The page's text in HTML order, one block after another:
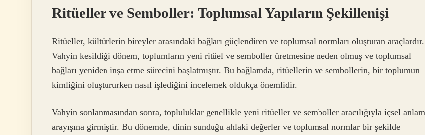
Ritüeller ve Semboller: Toplumsal Yapıların Şekillenişi
Ritüeller, kültürlerin bireyler arasındaki bağları güçlendiren ve toplumsal normları oluşturan araçlardır.
Vahyin kesildiği dönem, toplumların yeni ritüel ve semboller üretmesine neden olmuş ve toplumsal
bağları yeniden inşa etme sürecini başlatmıştır. Bu bağlamda, ritüellerin ve sembollerin, bir toplumun
kimliğini oluştururken nasıl işlediğini incelemek oldukça önemlidir.
Vahyin sonlanmasından sonra, topluluklar genellikle yeni ritüeller ve semboller aracılığıyla içsel anlam
arayışına girmiştir. Bu dönemde, dinin sunduğu ahlaki değerler ve toplumsal normlar bir şekilde